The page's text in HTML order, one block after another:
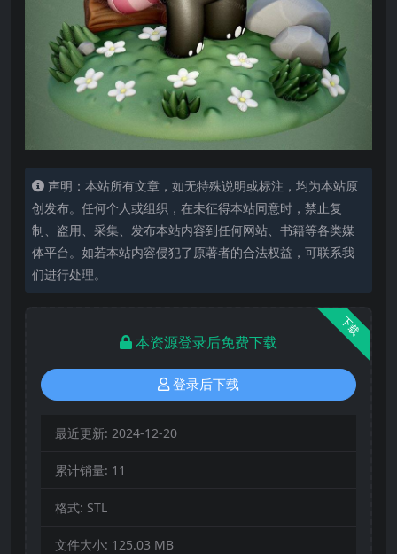
声明：本站所有文章，如无特殊说明或标注，均为本站原
创发布。任何个人或组织，在未征得本站同意时，禁止复
制、盗用、采集、发布本站内容到任何网站、书籍等各类媒
体平台。如若本站内容侵犯了原著者的合法权益，可联系我
们进行处理。
下载
本资源登录后免费下载
登录后下载
最近更新: 2024-12-20
累计销量: 11
格式: STL
文件大小: 125.03 MB